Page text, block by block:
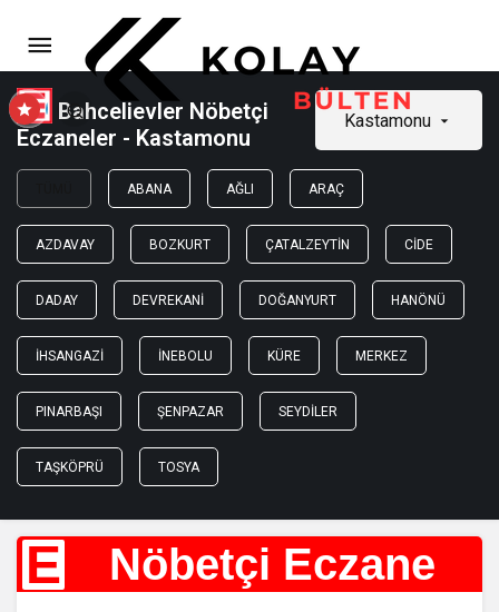
Bahcelievler Nöbetçi
Eczaneler - Kastamonu
Kastamonu
ABANA AĞLI ARAÇ
AZDAVAY BOZKURT ÇATALZEYTIN CIDE
DADAY DEVREKANI DOĞANYURT HANÖNÜ
İHSANGAZI İNEBOLU KÜRE MERKEZ
PINARBAŞI ŞENPAZAR SEYDILER
TAŞKÖPRÜ TOSYA
E Nöbetçi Eczane